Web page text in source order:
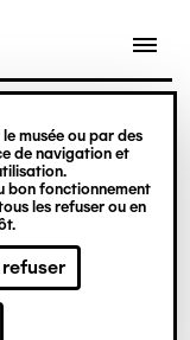
musée ou par des
de navigation et
bon fonctionnement
les refuser ou en